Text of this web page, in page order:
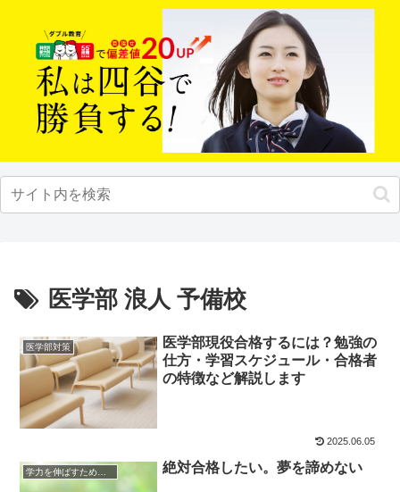
医学部 浪人 予備校
医学部対策
医学部現役合格するには？勉強の
仕方・学習スケジュール・合格者
の特徴など解説します
2025.06.05
学力を伸ばすためのヒント 絶対合格したい。夢を諦めない